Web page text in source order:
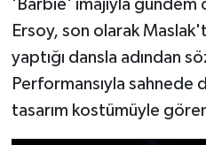
'Barbie' imajıyla gündem
Ersoy, son olarak
yaptığı dansla adından
Performansıyla sahnede
tasarım kostümüyle